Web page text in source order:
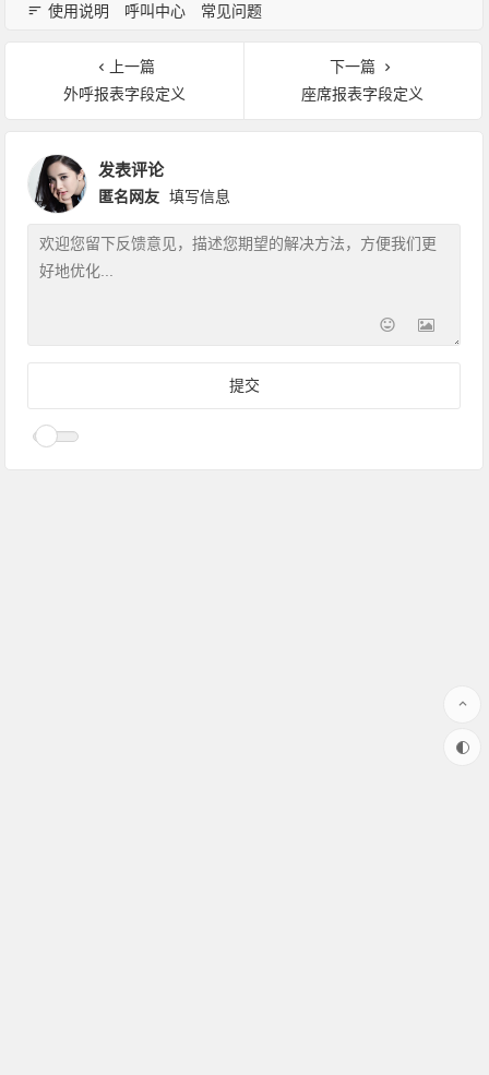
使用说明 呼叫中心 常见问题
上一篇
外呼报表字段定义
下一篇
座席报表字段定义
发表评论
匿名网友 填写信息